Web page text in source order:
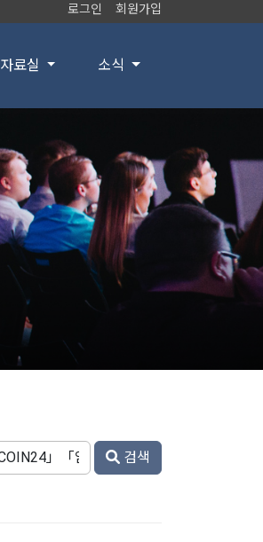
로그인 회원가입
자료실 소식
검색